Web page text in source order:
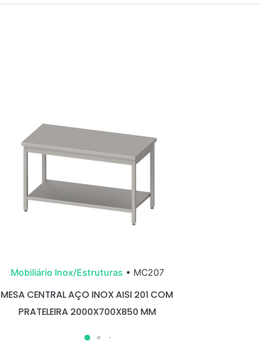
Mobiliário Inox/Estruturas• MC207
MESA CENTRAL AÇO INOX AISI 201 COM
PRATELEIRA 2000X700X850 MM